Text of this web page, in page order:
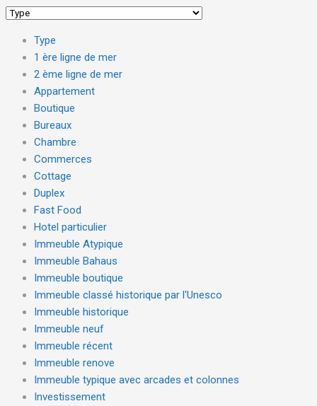
Type
1 ère ligne de mer
2 ème ligne de mer
Appartement
Boutique
Bureaux
Chambre
Commerces
Cottage
Duplex
Fast Food
Hotel particulier
Immeuble Atypique
Immeuble Bahaus
Immeuble boutique
Immeuble classé historique par l'Unesco
Immeuble historique
Immeuble neuf
Immeuble récent
Immeuble renove
Immeuble typique avec arcades et colonnes
Investissement